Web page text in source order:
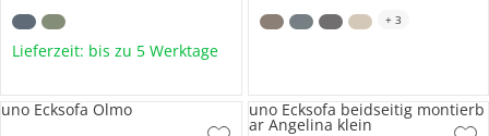
Lieferzeit: bis zu 5 Werktage
+ 3
uno Ecksofa Olmo uno Ecksofa beidseitig montierb
ar Angelina klein